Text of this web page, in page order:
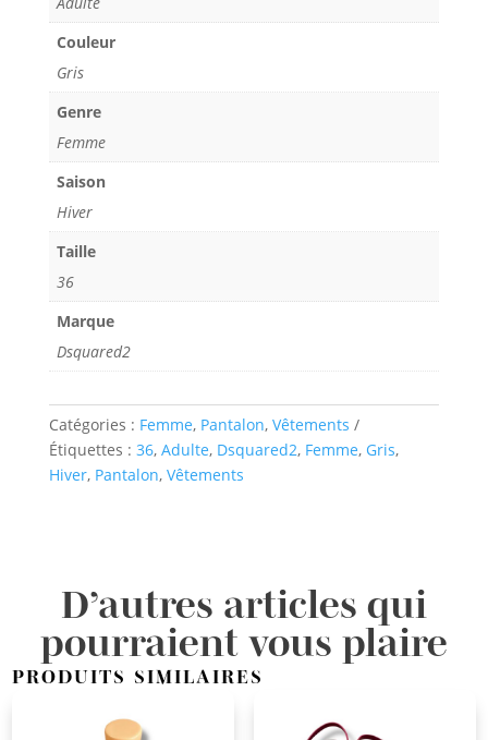
Couleur
Gris
Genre
Femme
Saison
Hiver
Taille
36
Marque
Dsquared2
Catégories : Femme, Pantalon, Vêtements
Étiquettes : 36, Adulte, Dsquared2, Femme, Gris,
Hiver, Pantalon, Vêtements
D’autres articles qui
pourraient vous plaire
PRODUITS SIMILAIRES